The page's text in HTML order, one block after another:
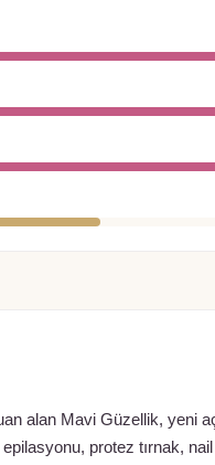
alan Mavi Güzellik, yeni
protez tırnak, nail